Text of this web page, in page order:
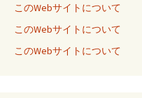
このWebサイトについて
このWebサイトについて
このWebサイトについて